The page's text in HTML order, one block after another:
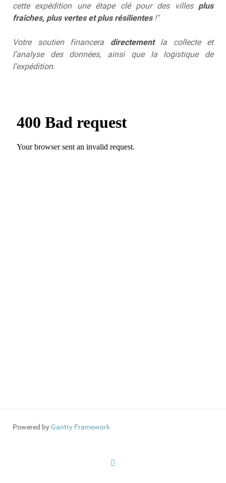
cette expédition une étape clé pour des villes plus
fraîches, plus vertes et plus résilientes!"
Votre soutien financera directementla collecte et
l’analyse des données, ainsi que la logistique de
l’expédition.
Powered byGantry Framework